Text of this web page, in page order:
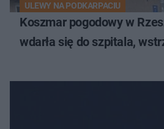
ULEWY NA PODKARPACIU
Koszmar pogodowy w
wdarła się do szpitala,